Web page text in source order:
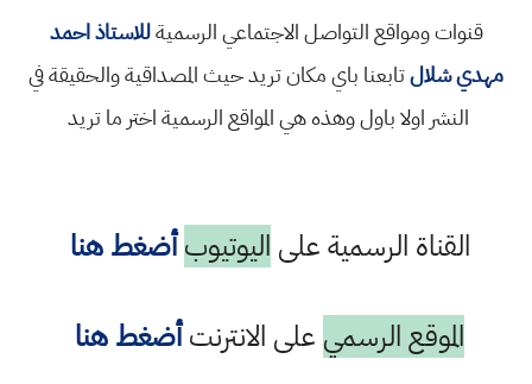
قنوات ومواقع التواصل الاجتماعي الرسميةللاستاذ احمد
مهدي شلالتابعنا باي مكان تريد حيث المصداقية والحقيقة في
النشر اولا باول وهذه هي المواقع الرسمية اختر ما تريد
القناة الرسمية على اليوتيوب أضغط هنا
الموقع الرسمي على الانترنتأضغط هنا